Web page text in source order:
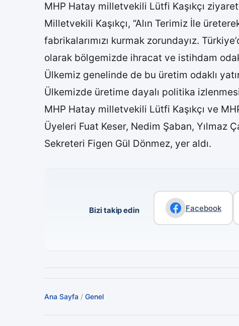
MHP Hatay milletvekili Lütfi Kaşıkçı
Milletvekili Kaşıkçı, “Alın Terimiz İle
fabrikalarımızı kurmak zorundayız.
olarak bölgemizde ihracat ve istihdam
Ülkemiz genelinde de bu üretim odaklı
Ülkemizde üretime dayalı politika
MHP Hatay milletvekili Lütfi Kaşıkçı ve
Üyeleri Fuat Keser, Nedim Şaban, Yılmaz
Sekreteri Figen Gül Dönmez, yer aldı.
Bizi takip edin Facebook
Ana Sayfa / Genel